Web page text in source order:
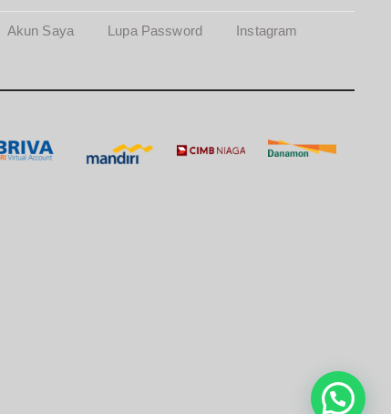
Akun Saya Lupa Password Instagram